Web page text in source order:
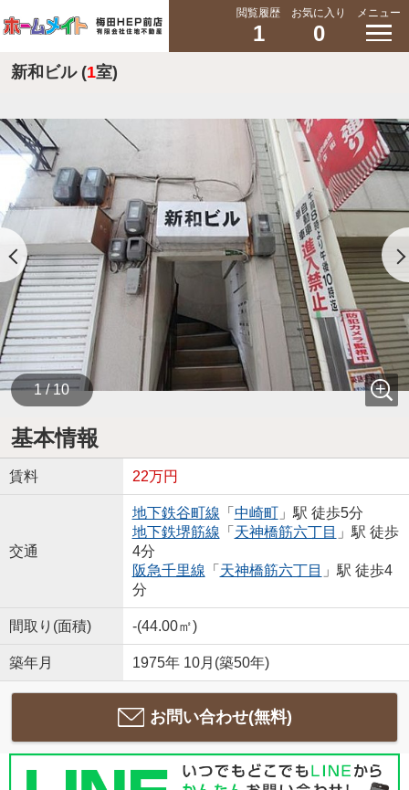
閲覧履歴
1
お気に入り
0
メニュー
新和ビル (1室)
1 / 10
基本情報
賃料 22万円
交通
地下鉄谷町線 「 中崎町」駅 徒歩5分
地下鉄堺筋線 「 天神橋筋六丁目 」駅 徒歩
4分
阪急千里線 「 天神橋筋六丁目 」駅 徒歩4
分
間取り(面積) -(44.00㎡)
築年月 1975年 10月(築50年)
お問い合わせ(無料)